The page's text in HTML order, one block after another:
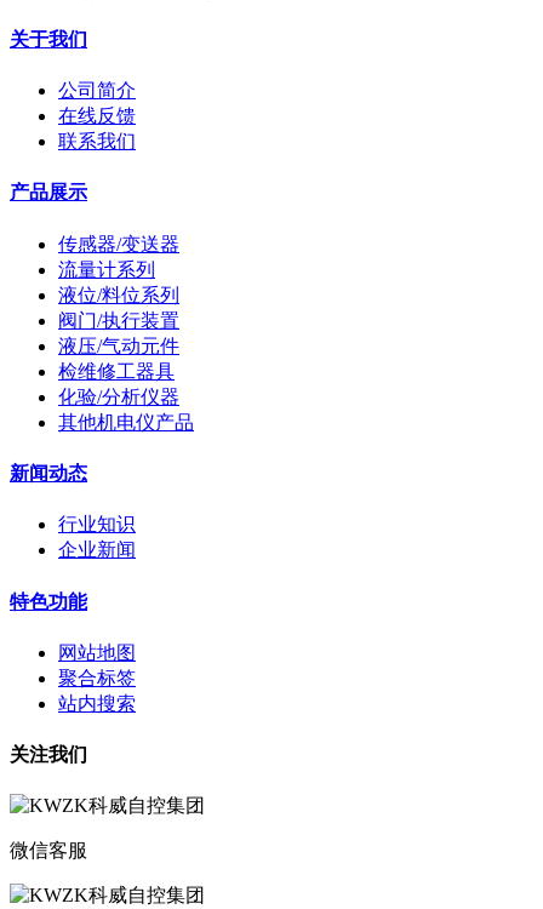
关于我们
公司简介
在线反馈
联系我们
产品展示
传感器/变送器
流量计系列
液位/料位系列
阀门/执行装置
液压/气动元件
检维修工器具
化验/分析仪器
其他机电仪产品
新闻动态
行业知识
企业新闻
特色功能
网站地图
聚合标签
站内搜索
关注我们
微信客服